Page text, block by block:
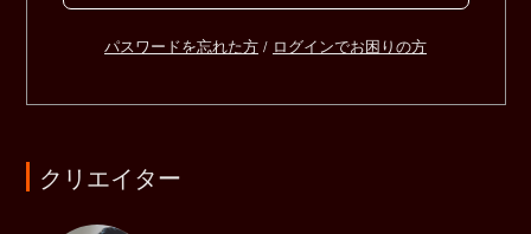
パスワードを忘れた方 / ログインでお困りの方
クリエイター